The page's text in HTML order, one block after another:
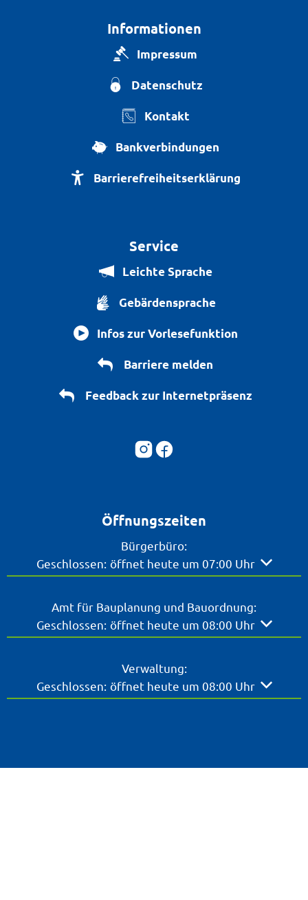
Informationen
Impressum
Datenschutz
Kontakt
Bankverbindungen
Barrierefreiheitserklärung
Service
Leichte Sprache
Gebärdensprache
Infos zur Vorlesefunktion
Barriere melden
Feedback zur Internetpräsenz
Öffnungszeiten
Bürgerbüro:
Klicken, um weitere Öffnungs- oder Schließzeiten
Geschlossen: öffnet heute um 07:00 Uhr
Amt für Bauplanung und Bauordnung:
Klicken, um weitere Öffnungs- oder Schließzeiten
Geschlossen: öffnet heute um 08:00 Uhr
Verwaltung:
Klicken, um weitere Öffnungs- oder Schließzeiten
Geschlossen: öffnet heute um 08:00 Uhr